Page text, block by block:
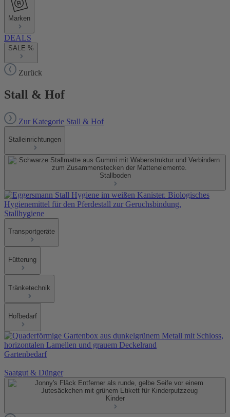
Marken
DEALS
SALE %
Zurück
Stall & Hof
Zur Kategorie Stall & Hof
Stalleinrichtungen
Stallboden
Stallhygiene
Transportgeräte
Fütterung
Tränketechnik
Hofbedarf
Gartenbedarf
Saatgut & Dünger
Kinder